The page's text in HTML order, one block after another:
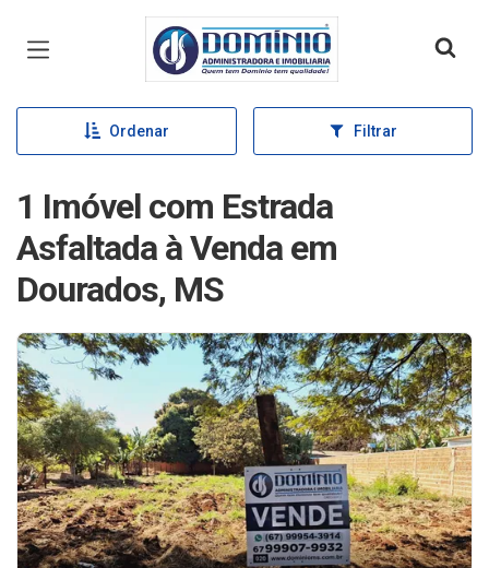
Página inicial
Ordenar Filtrar
1 Imóvel com Estrada
Asfaltada à Venda em
Dourados, MS